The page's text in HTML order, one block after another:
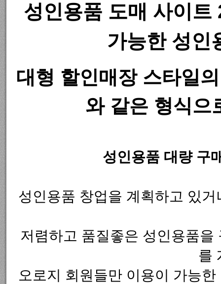
성인용품 도매 사이
가능한 성인
대형 할인매장 스타일
와 같은 형식으
성인용품 대량 구
성인용품 창업을 계획하고 있
저렴하고 품질좋은 성인용품
를
오로지 회원들만 이용이 가능